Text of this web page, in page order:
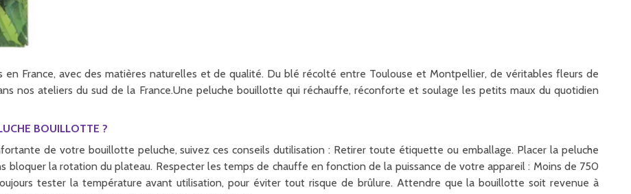
France, avec des matières naturelles et de qualité. Du blé récolté entre Toulouse et Montpellier, de véritables fleurs de
nos ateliers du sud de la France.Une peluche bouillotte qui réchauffe, réconforte et soulage les petits maux du quotidien
BOUILLOTTE ?
de votre bouillotte peluche, suivez ces conseils dutilisation : Retirer toute étiquette ou emballage. Placer la peluche
bloquer la rotation du plateau. Respecter les temps de chauffe en fonction de la puissance de votre appareil : Moins de 750
tester la température avant utilisation, pour éviter tout risque de brûlure. Attendre que la bouillotte soit revenue à